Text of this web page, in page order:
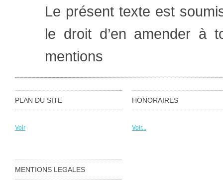
Le présent texte est
le droit d’en amender à
mentions
PLAN DU SITE
Voir
HONORAIRES
Voir...
MENTIONS LEGALES